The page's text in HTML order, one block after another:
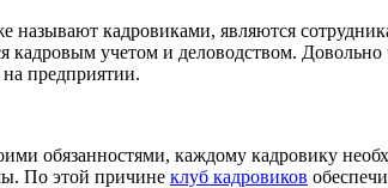
называют кадровиками, являются
кадровым учетом и деловодством.
на предприятии.
обязанностями, каждому кадровику
По этой причине клуб кадровиков